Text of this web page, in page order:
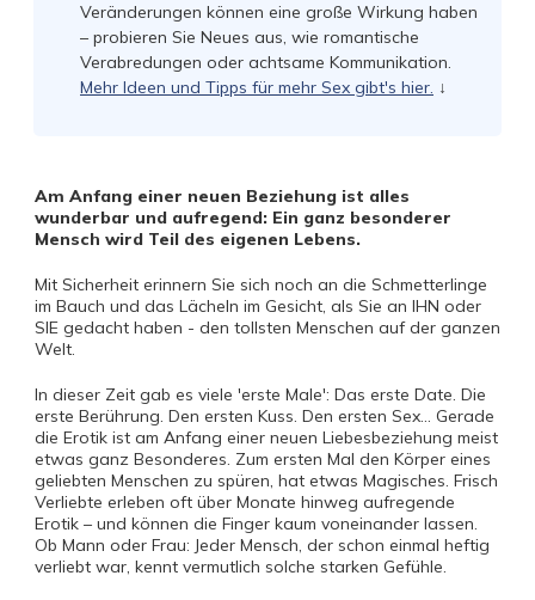
Veränderungen können eine große Wirkung haben
– probieren Sie Neues aus, wie romantische
Verabredungen oder achtsame Kommunikation.
Mehr Ideen und Tipps für mehr Sex gibt's hier. ↓
Am Anfang einer neuen Beziehung ist alles
wunderbar und aufregend: Ein ganz besonderer
Mensch wird Teil des eigenen Lebens.
Mit Sicherheit erinnern Sie sich noch an die Schmetterlinge
im Bauch und das Lächeln im Gesicht, als Sie an IHN oder
SIE gedacht haben - den tollsten Menschen auf der ganzen
Welt.
In dieser Zeit gab es viele 'erste Male': Das erste Date. Die
erste Berührung. Den ersten Kuss. Den ersten Sex... Gerade
die Erotik ist am Anfang einer neuen Liebesbeziehung meist
etwas ganz Besonderes. Zum ersten Mal den Körper eines
geliebten Menschen zu spüren, hat etwas Magisches. Frisch
Verliebte erleben oft über Monate hinweg aufregende
Erotik – und können die Finger kaum voneinander lassen.
Ob Mann oder Frau: Jeder Mensch, der schon einmal heftig
verliebt war, kennt vermutlich solche starken Gefühle.